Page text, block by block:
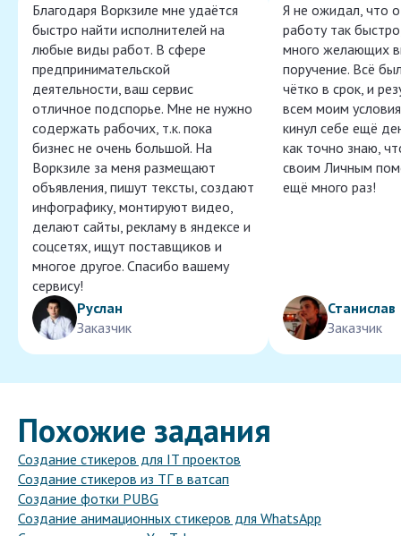
Благодаря Воркзиле мне удаётся
быстро найти исполнителей на
любые виды работ. В сфере
предпринимательской
деятельности, ваш сервис
отличное подспорье. Мне не нужно
содержать рабочих, т.к. пока
бизнес не очень большой. На
Воркзиле за меня размещают
объявления, пишут тексты, создают
инфографику, монтируют видео,
делают сайты, рекламу в яндексе и
соцсетях, ищут поставщиков и
многое другое. Спасибо вашему
сервису!
Руслан
Заказчик
Я не ожидал, что
работу так
много желающих
поручение. Всё
чётко в срок, и
всем моим
кинул себе ещё
как точно знаю,
своим Личным
ещё много раз!
Станислав
Заказчик
Похожие задания
Создание стикеров для IT проектов
Создание стикеров из ТГ в ватсап
Создание фотки PUBG
Создание анимационных стикеров для WhatsApp